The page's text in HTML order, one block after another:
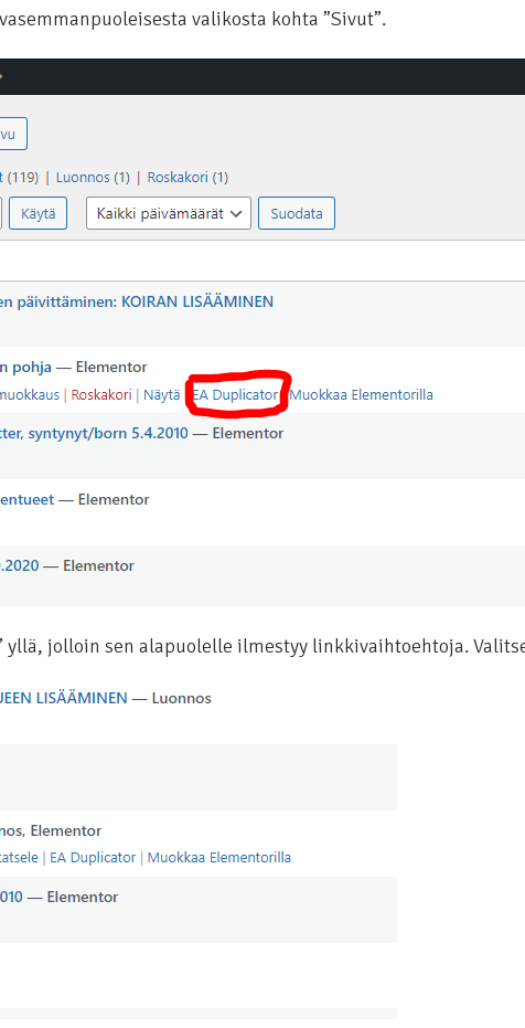
valikosta kohta ”Sivut”.
jolloin sen alapuolelle ilmestyy linkkivaihtoehtoja.